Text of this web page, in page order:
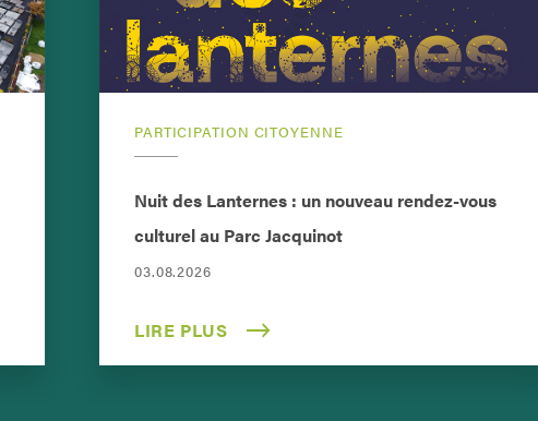
PARTICIPATION CITOYENNE
Nuit des Lanternes : un nouveau rendez-vous
culturel au Parc Jacquinot
03.08.2026
LIRE PLUS